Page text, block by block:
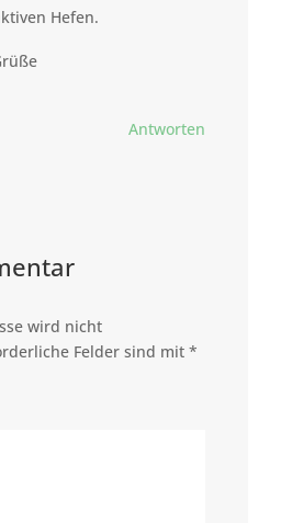
Hefen.
Antworten
wird nicht
Felder sind mit *